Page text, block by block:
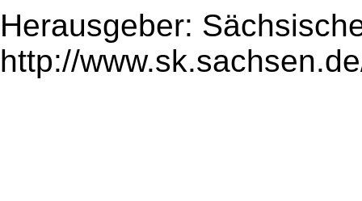
Herausgeber:
http://